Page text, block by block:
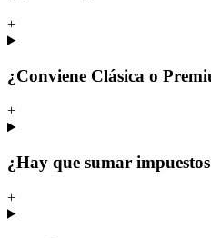
+
¿Conviene Clásica o
+
¿Hay que sumar
+